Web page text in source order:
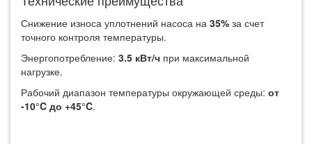
Снижение износа уплотнений насоса на ‌ 35% ‌ за счет
точного контроля температуры.
Энергопотребление: ‌ 3.5 кВт/ч ‌ при максимальной
нагрузке.
Рабочий диапазон температуры окружающей среды: ‌ от
-10°C до +45°C‌.